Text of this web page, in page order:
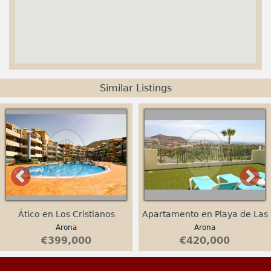
Similar Listings
Ático en Los Cristianos
Arona
€399,000
Apartamento en Playa de Las
Americas
Arona
€420,000